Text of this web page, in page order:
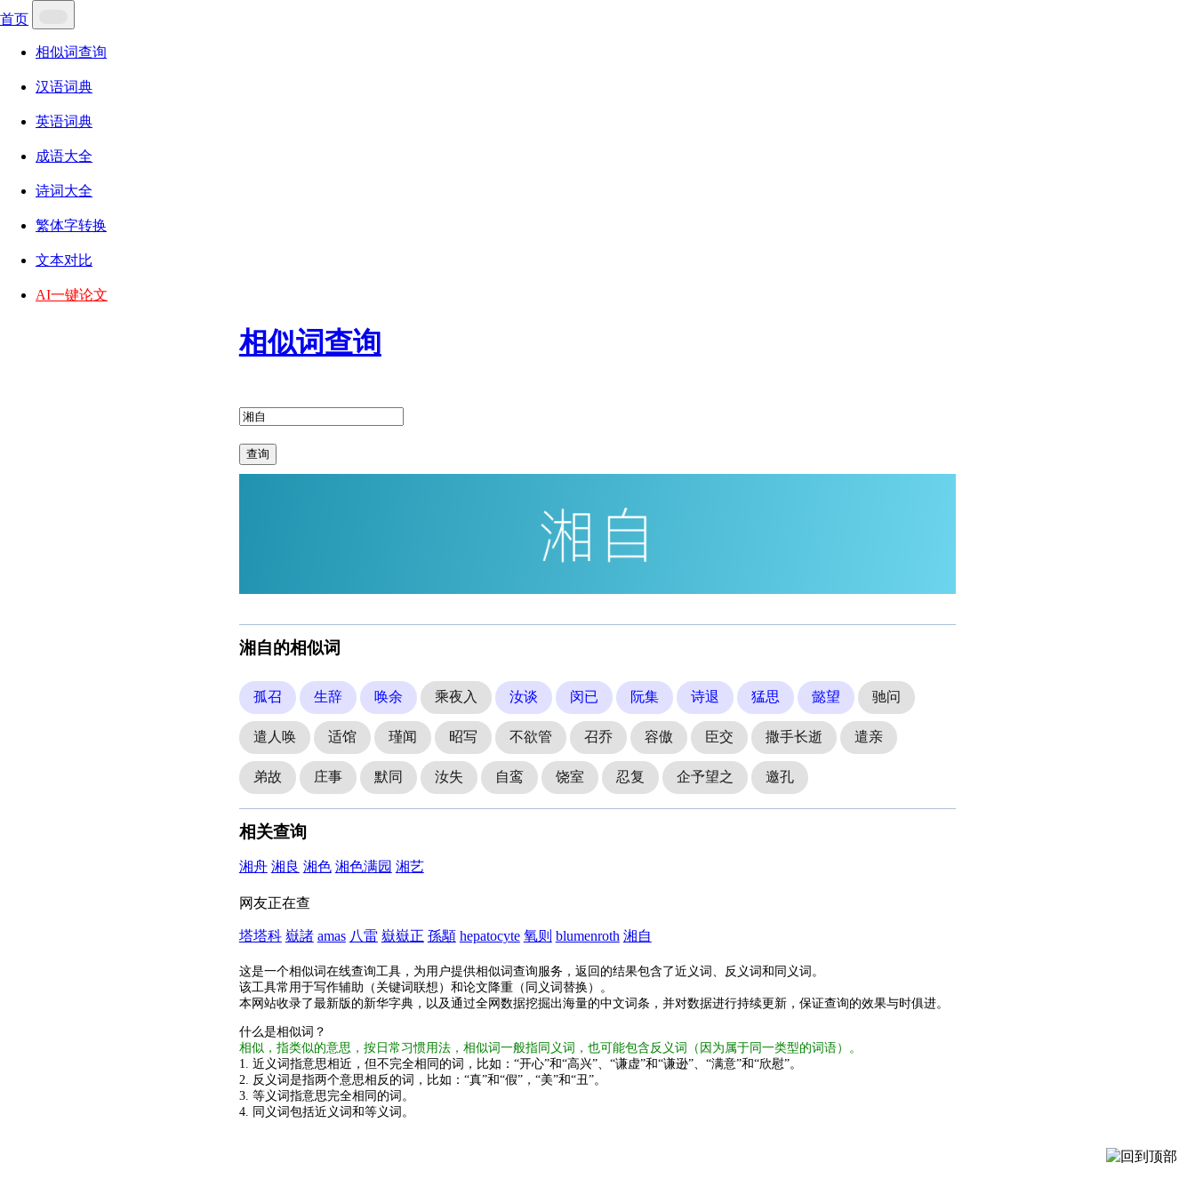
首页
相似词查询
汉语词典
英语词典
成语大全
诗词大全
繁体字转换
文本对比
AI一键论文
相似词查询
查询
湘自的相似词
孤召 生辞 唤余 乘夜入 汝谈 闵已 阮集 诗退 猛思 懿望 驰问
遣人唤 适馆 瑾闻 昭写 不欲管 召乔 容傲 臣交 撒手长逝 遣亲
弟故 庄事 默同 汝失 自鸾 饶室 忍复 企予望之 邀孔
相关查询
湘舟 湘良 湘色 湘色满园 湘艺
网友正在查
塔塔科 嶽諸 amas 八雷 嶽嶽正 孫顒 hepatocyte 氧则 blumenroth 湘自
这是一个相似词在线查询工具，为用户提供相似词查询服务，返回的结果包含了近义词、反义词和同义词。
该工具常用于写作辅助（关键词联想）和论文降重（同义词替换）。
本网站收录了最新版的新华字典，以及通过全网数据挖掘出海量的中文词条，并对数据进行持续更新，保证查询的效果与时俱进。
什么是相似词？
相似，指类似的意思，按日常习惯用法，相似词一般指同义词，也可能包含反义词（因为属于同一类型的词语）。
1. 近义词指意思相近，但不完全相同的词，比如：“开心”和“高兴”、“谦虚”和“谦逊”、“满意”和“欣慰”。
2. 反义词是指两个意思相反的词，比如：“真”和“假”，“美”和“丑”。
3. 等义词指意思完全相同的词。
4. 同义词包括近义词和等义词。